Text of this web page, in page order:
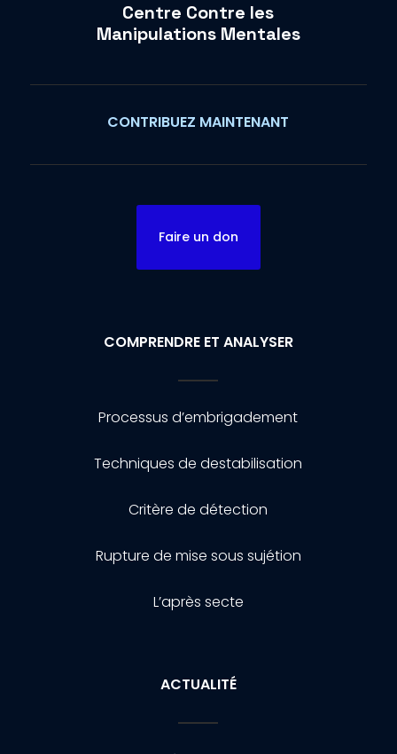
Centre Contre les
Manipulations Mentales
CONTRIBUEZ MAINTENANT
Faire un don
COMPRENDRE ET ANALYSER
Processus d’embrigadement
Techniques de destabilisation
Critère de détection
Rupture de mise sous sujétion
L’après secte
ACTUALITÉ